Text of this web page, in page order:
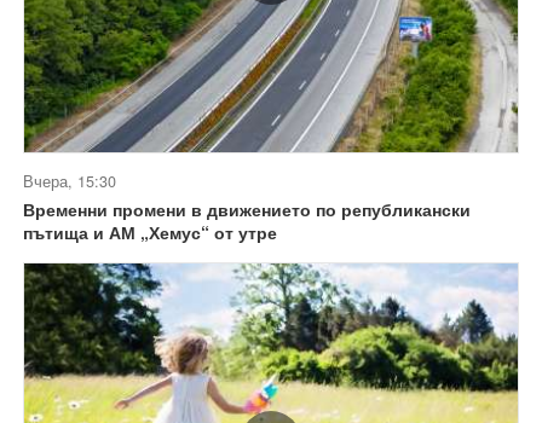
Вчера, 15:30
Временни промени в движението по републикански
пътища и АМ „Хемус“ от утре